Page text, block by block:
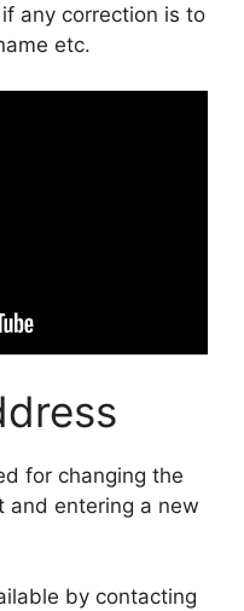
any correction is to
etc.
for changing the
and entering a new
by contacting